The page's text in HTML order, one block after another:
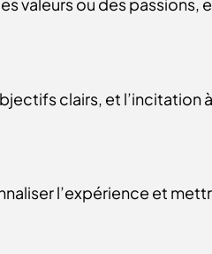
valeurs ou des passions,
clairs, et l’incitation
l’expérience et